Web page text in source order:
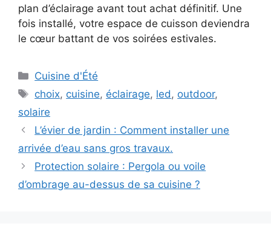
plan d’éclairage avant tout achat définitif. Une
fois installé, votre espace de cuisson deviendra
le cœur battant de vos soirées estivales.
Catégories
Cuisine d'Été
Étiquettes
choix, cuisine, éclairage, led, outdoor,
solaire
L’évier de jardin : Comment installer une
arrivée d’eau sans gros travaux.
Protection solaire : Pergola ou voile
d’ombrage au-dessus de sa cuisine ?